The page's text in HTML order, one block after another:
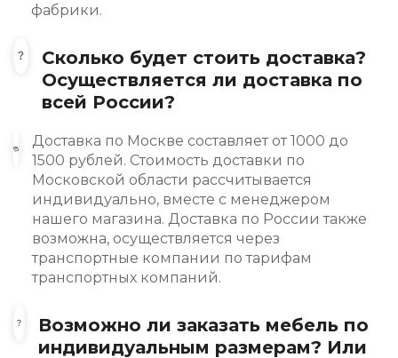
фабрики.
Сколько будет стоить доставка?
Осуществляется ли доставка по
всей России?
Доставка по Москве составляет от 1000 до
1500 рублей. Стоимость доставки по
Московской области рассчитывается
индивидуально, вместе с менеджером
нашего магазина. Доставка по России также
возможна, осуществляется через
транспортные компании по тарифам
транспортных компаний.
Возможно ли заказать мебель по
индивидуальным размерам? Или